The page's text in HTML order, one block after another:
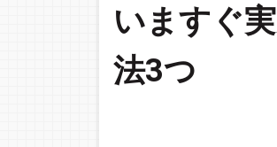
いますぐ
法3つ